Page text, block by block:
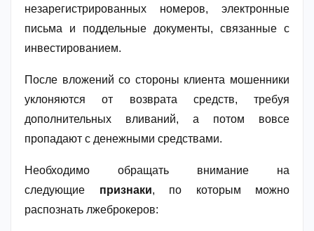
незарегистрированных номеров, электронные
письма и поддельные документы, связанные с
инвестированием.
После вложений со стороны клиента мошенники
уклоняются от возврата средств, требуя
дополнительных вливаний, а потом вовсе
пропадают с денежными средствами.
Необходимо обращать внимание на
следующие признаки, по которым можно
распознать лжеброкеров: